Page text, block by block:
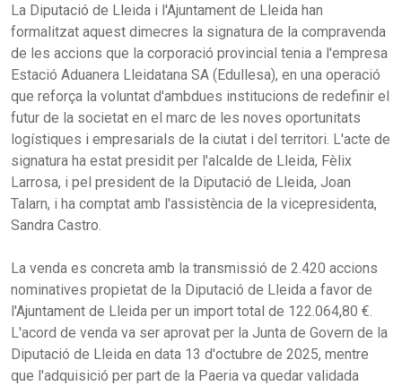
La Diputació de Lleida i l'Ajuntament de Lleida han
formalitzat aquest dimecres la signatura de la compravenda
de les accions que la corporació provincial tenia a l'empresa
Estació Aduanera Lleidatana SA (Edullesa), en una operació
que reforça la voluntat d'ambdues institucions de redefinir el
futur de la societat en el marc de les noves oportunitats
logístiques i empresarials de la ciutat i del territori. L'acte de
signatura ha estat presidit per l'alcalde de Lleida, Fèlix
Larrosa, i pel president de la Diputació de Lleida, Joan
Talarn, i ha comptat amb l'assistència de la vicepresidenta,
Sandra Castro.
La venda es concreta amb la transmissió de 2.420 accions
nominatives propietat de la Diputació de Lleida a favor de
l'Ajuntament de Lleida per un import total de 122.064,80 €.
L'acord de venda va ser aprovat per la Junta de Govern de la
Diputació de Lleida en data 13 d'octubre de 2025, mentre
que l'adquisició per part de la Paeria va quedar validada